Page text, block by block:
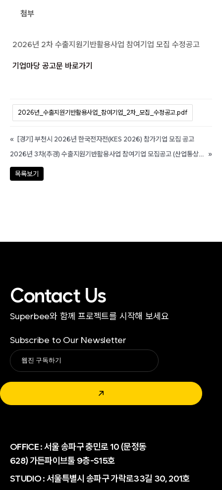
첨부
2026년 2차 수출지원기반활용사업 참여기업 모집 수정공고
기업마당 공고문 바로가기
2026년_수출지원기반활용사업_참여기업_2차_모집_수정공고.pdf
« [경기] 부천시 2026년 한국전자전(KES 2026) 참가기업 모집 공고
2026년 3차(추경) 수출지원기반활용사업 참여기업 모집공고 (산업통상부 산업 글로벌 진출역량 강화 긴급지원바우처)
»
목록보기
Contact Us
Superbee와 함께 프로젝트를 시작해 보세요
Subscribe to Our Newsletter
↗
Alternative:
OFFICE :서울 송파구 충민로 10 (문정동
628) 가든파이브툴 9층-S15호
STUDIO : 서울특별시 송파구 가락로33길 30, 201호